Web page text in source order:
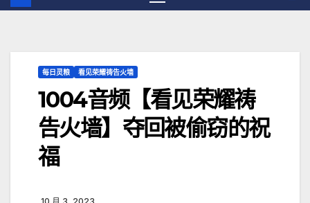
每日灵粮 看见荣耀祷告火墙
1004音频【看见荣耀祷
告火墙】夺回被偷窃的祝
福